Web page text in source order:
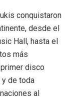
conquistaron
desde el
Hall, hasta el
más
disco
de toda
al